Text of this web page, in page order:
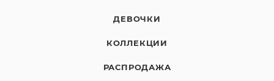
ДЕВОЧКИ
КОЛЛЕКЦИИ
РАСПРОДАЖА